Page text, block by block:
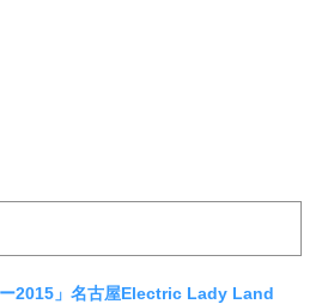
2015」名古屋Electric Lady Land